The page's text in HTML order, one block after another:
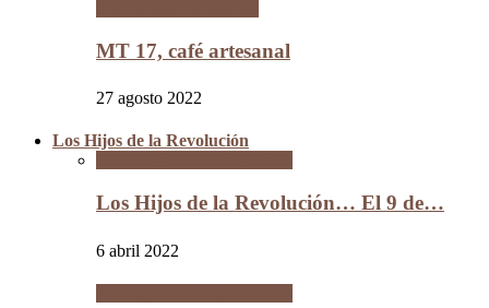
MT 17, café artesanal
27 agosto 2022
Los Hijos de la Revolución
Los Hijos de la Revolución… El 9 de…
6 abril 2022